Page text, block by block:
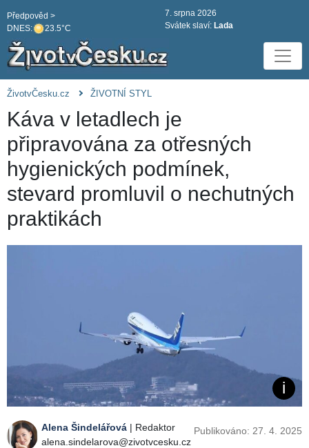
DNES: 23.5°C
Předpověd >
7. srpna 2026
Svátek slaví: Lada
ŽivotvČesku.cz ŽIVOTNÍ STYL
Káva v letadlech je
připravována za otřesných
hygienických podmínek,
stevard promluvil o nechutných
praktikách
Alena Šindelářová | Redaktor
alena.sindelarova@zivotvcesku.cz
Publikováno: 27. 4. 2025